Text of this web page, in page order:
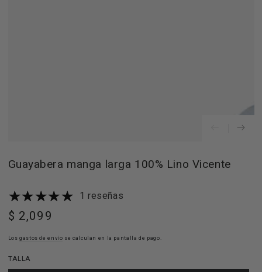
Guayabera manga larga 100% Lino Vicente
1 reseñas
Precio
$ 2,099
Losgastos de envío se calculan en la pantalla de pago.
TALLA